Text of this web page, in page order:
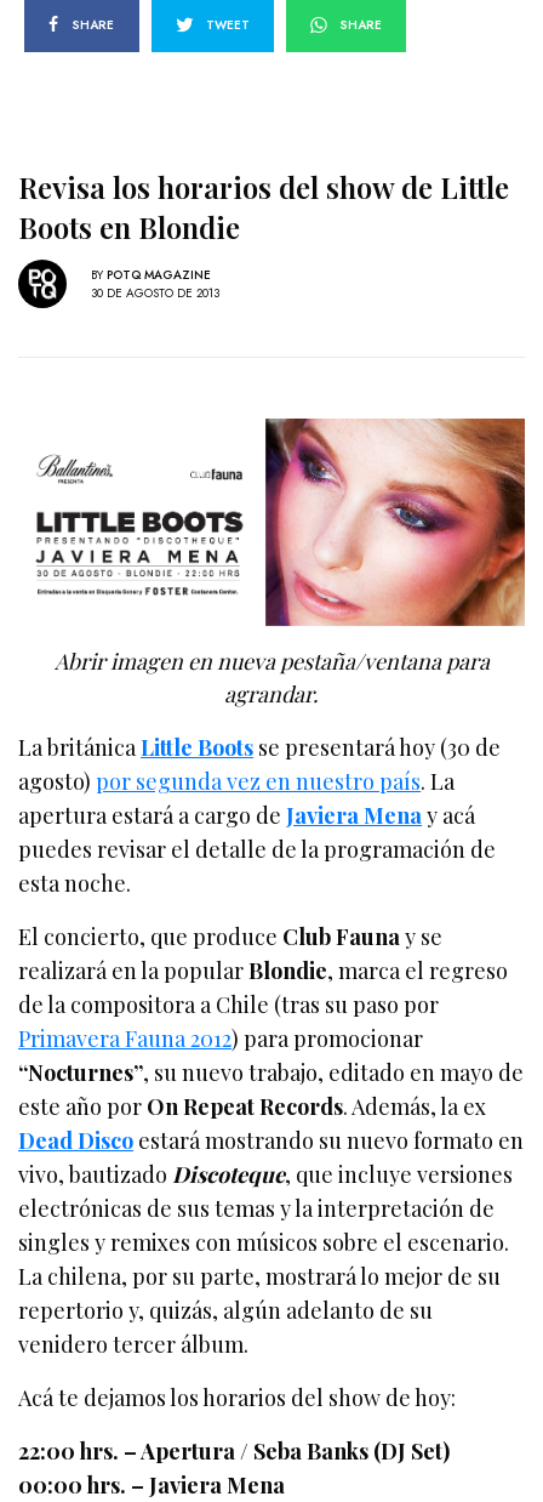
SHARE TWEET SHARE
Revisa los horarios del show de Little
Boots en Blondie
BY POTQ MAGAZINE
30 DE AGOSTO DE 2013
Abrir imagen en nueva pestaña/ventana para
agrandar.
La británicaLittle Boots se presentará hoy (30 de
agosto)por segunda vez en nuestro país. La
apertura estará a cargo deJaviera Mena y acá
puedes revisar el detalle de la programación de
esta noche.
El concierto, que produce Club Fauna y se
realizará en la popularBlondie, marca el regreso
de la compositora a Chile (tras su paso por
Primavera Fauna 2012) para promocionar
“Nocturnes”, su nuevo trabajo, editado en mayo de
este año por On Repeat Records. Además, la ex
Dead Disco estará mostrando su nuevo formato en
vivo, bautizado Discoteque, que incluye versiones
electrónicas de sus temas y la interpretación de
singles y remixes con músicos sobre el escenario.
La chilena, por su parte, mostrará lo mejor de su
repertorio y, quizás, algún adelanto de su
venidero tercer álbum.
Acá te dejamos los horarios del show de hoy:
22:00 hrs. – Apertura / Seba Banks (DJ Set)
00:00 hrs. – Javiera Mena